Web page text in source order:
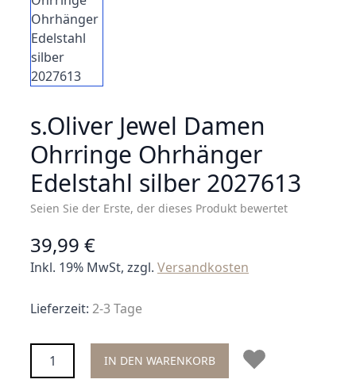
s.Oliver Jewel Damen
Ohrringe Ohrhänger
Edelstahl silber 2027613
Seien Sie der Erste, der dieses Produkt bewertet
39,99 €
Inkl. 19% MwSt, zzgl. Versandkosten
Lieferzeit: 2-3 Tage
Menge IN DEN WARENKORB